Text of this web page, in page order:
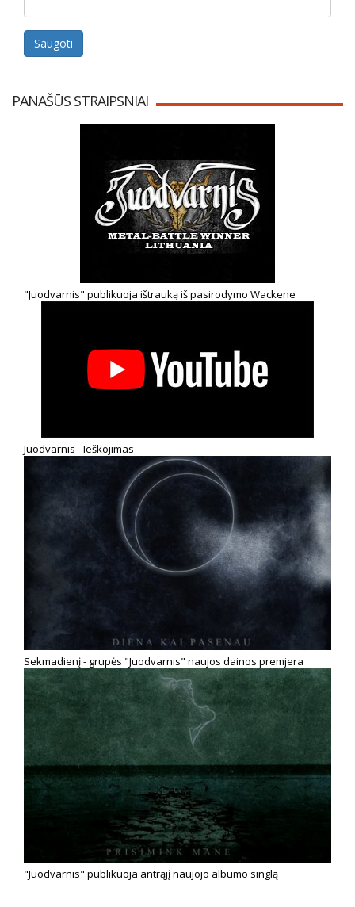
Saugoti
PANAŠŪS STRAIPSNIAI
"Juodvarnis" publikuoja ištrauką iš pasirodymo Wackene
Juodvarnis - Ieškojimas
Sekmadienį - grupės "Juodvarnis" naujos dainos premjera
"Juodvarnis" publikuoja antrąjį naujojo albumo singlą